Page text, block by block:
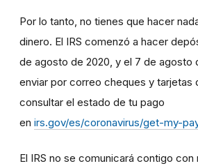
Por lo tanto, no tienes que hacer
dinero. El IRS comenzó a hacer
de agosto de 2020, y el 7 de agosto
enviar por correo cheques y tarjetas
consultar el estado de tu pago
en irs.gov/es/coronavirus/get-my-
El IRS no se comunicará contigo